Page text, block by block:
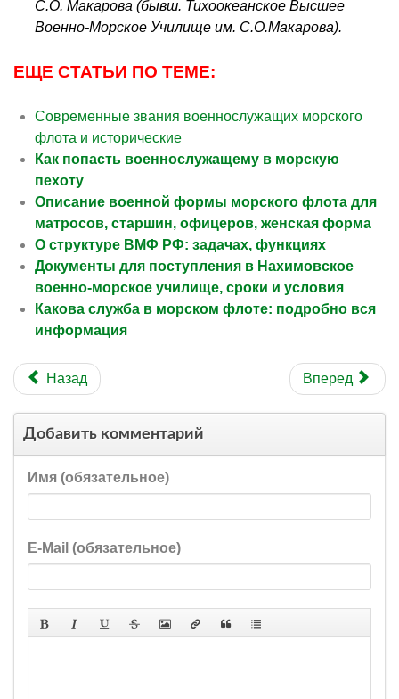
С.О. Макарова (бывш. Тихоокеанское Высшее
Военно-Морское Училище им. С.О.Макарова).
ЕЩЕ СТАТЬИ ПО ТЕМЕ:
Современные звания военнослужащих морского
флота и исторические
Как попасть военнослужащему в морскую
пехоту
Описание военной формы морского флота для
матросов, старшин, офицеров, женская форма
О структуре ВМФ РФ: задачах, функциях
Документы для поступления в Нахимовское
военно-морское училище, сроки и условия
Какова служба в морском флоте: подробно вся
информация
Назад Вперед
Добавить комментарий
Имя (обязательное)
E-Mail (обязательное)